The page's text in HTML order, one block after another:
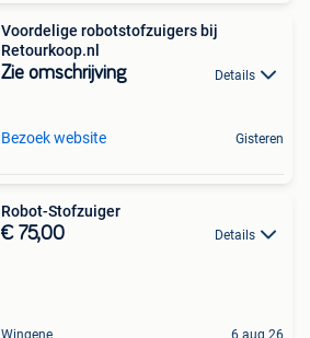
Voordelige robotstofzuigers bij
Retourkoop.nl
Zie omschrijving Details
Bezoek website Gisteren
Robot-Stofzuiger
€ 75,00 Details
Wingene 6 aug 26